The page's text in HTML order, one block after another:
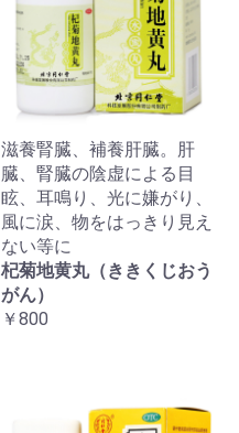
滋養腎臓、補養肝臓。肝
臓、腎臓の陰虚による目
眩、耳鳴り、光に嫌がり、
風に涙、物をはっきり見え
ない等に
杞菊地黄丸（ききくじおう
がん）
￥800